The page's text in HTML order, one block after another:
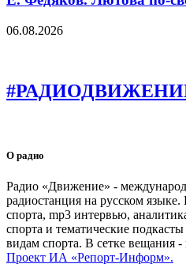
06.08.2026
О радио
Радио «Движение» -
радиостанция на русском
спорта, mp3 интервью,
спорта и тематические
видам спорта. В сетке вещания
Проект ИА «Репорт-Информ».